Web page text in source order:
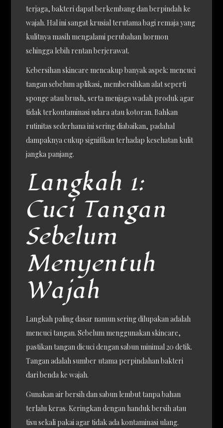
terjaga, bakteri dapat berkembang dan berpindah ke
wajah. Hal ini sangat krusial terutama bagi remaja yang
kulitnya masih mengalami perubahan hormon
sehingga lebih rentan berjerawat.
Kebersihan skincare mencakup banyak aspek: mencuci
tangan sebelum aplikasi, membersihkan alat seperti
sponge atau brush, serta menjaga wadah produk agar
tidak terkontaminasi udara atau kotoran. Bahkan
rutinitas sederhana ini sering diabaikan, padahal
dampaknya cukup signifikan terhadap kesehatan kulit
jangka panjang.
Langkah 1:
Cuci Tangan
Sebelum
Menyentuh
Wajah
Langkah paling dasar namun sering dilupakan adalah
mencuci tangan. Sebelum menggunakan skincare,
pastikan tangan dicuci dengan sabun minimal 20 detik.
Tangan adalah sumber utama perpindahan bakteri
dari benda ke wajah.
Gunakan air bersih dan sabun lembut tanpa bahan
terlalu keras. Keringkan dengan handuk bersih atau
tisu sekali pakai agar tidak ada kontaminasi ulang.